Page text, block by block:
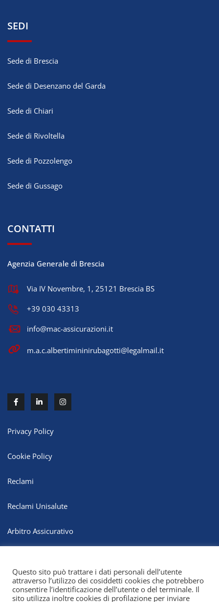
SEDI
Sede di Brescia
Sede di Desenzano del Garda
Sede di Chiari
Sede di Rivoltella
Sede di Pozzolengo
Sede di Gussago
CONTATTI
Agenzia Generale di Brescia
Via IV Novembre, 1, 25121 Brescia BS
+39 030 43313
info@mac-assicurazioni.it
m.a.c.albertimininirubagotti@legalmail.it
Privacy Policy
Cookie Policy
Reclami
Reclami Unisalute
Arbitro Assicurativo
Questo sito può trattare i dati personali dell’utente
attraverso l’utilizzo dei cosiddetti cookies che potrebbero
consentire l’identificazione dell’utente o del terminale. Il
sito utilizza inoltre cookies di profilazione per inviare